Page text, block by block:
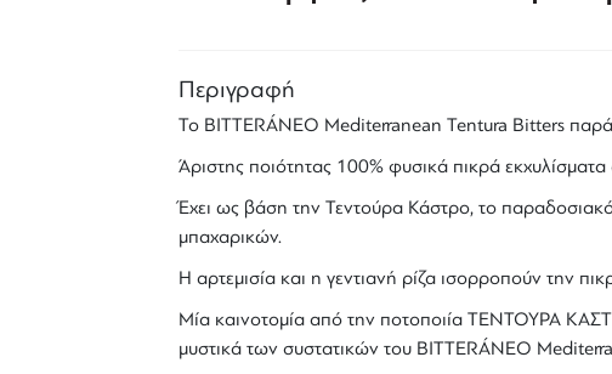
Περιγραφή
Το BITTERÁNEO Mediterranean Tentura Bitters
Άριστης ποιότητας 100% φυσικά πικρά
Έχει ως βάση την Τεντούρα Κάστρο, το
μπαχαρικών.
Η αρτεμισία και η γεντιανή ρίζα ισορροπούν την
Mία καινοτομία από την ποτοποιία ΤΕΝΤΟΥΡΑ
μυστικά των συστατικών του BITTERÁNEO